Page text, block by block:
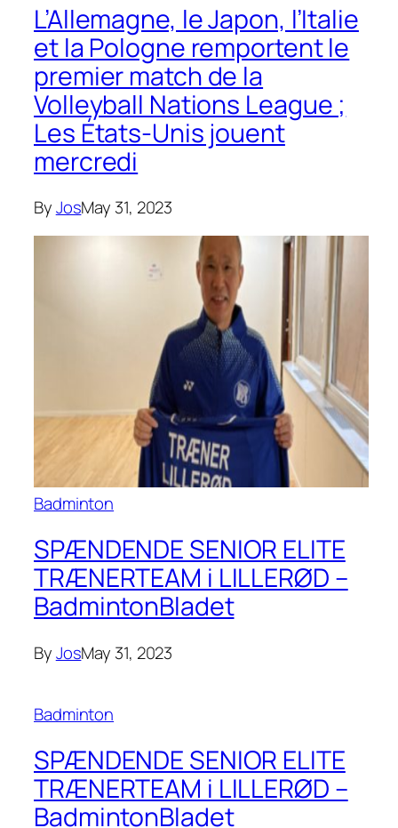
L’Allemagne, le Japon, l’Italie
et la Pologne remportent le
premier match de la
Volleyball Nations League ;
Les États-Unis jouent
mercredi
ByJosMay 31, 2023
Badminton
SPÆNDENDE SENIOR ELITE
TRÆNERTEAM i LILLERØD –
BadmintonBladet
ByJosMay 31, 2023
Badminton
SPÆNDENDE SENIOR ELITE
TRÆNERTEAM i LILLERØD –
BadmintonBladet